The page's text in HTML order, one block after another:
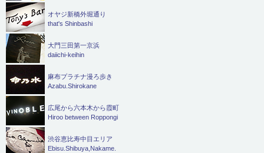
オヤジ新橋外堀通り
that's Shinbashi
大門三田第一京浜
daiichi-keihin
麻布プラチナ漫ろ歩き
Azabu.Shirokane
広尾から六本木から霞町
Hiroo between Roppongi
渋谷恵比寿中目エリア
Ebisu.Shibuya,Nakame.